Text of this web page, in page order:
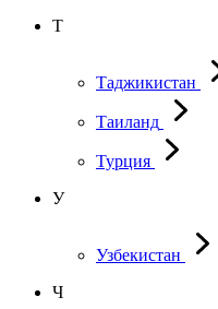
Т
Таджикистан
Таиланд
Турция
У
Узбекистан
Ч